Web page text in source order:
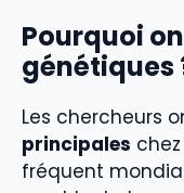
Pourquoi
génétiques
Les chercheurs
principales
fréquent